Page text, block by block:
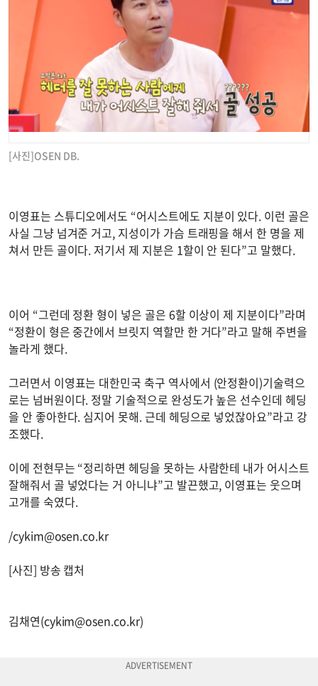
[사진]OSEN DB.
이영표는 스튜디오에서도 “어시스트에도 지분이 있다. 이런 골은
사실 그냥 넘겨준 거고, 지성이가 가슴 트래핑을 해서 한 명을 제
쳐서 만든 골이다. 저기서 제 지분은 1할이 안 된다”고 말했다.
이어 “그런데 정환 형이 넣은 골은 6할 이상이 제 지분이다”라며
“정환이 형은 중간에서 브릿지 역할만 한 거다”라고 말해 주변을
놀라게 했다.
그러면서 이영표는 대한민국 축구 역사에서 (안정환이)기술력으
로는 넘버원이다. 정말 기술적으로 완성도가 높은 선수인데 헤딩
을 안 좋아한다. 심지어 못해. 근데 헤딩으로 넣었잖아요”라고 강
조했다.
이에 전현무는 “정리하면 헤딩을 못하는 사람한테 내가 어시스트
잘해줘서 골 넣었다는 거 아니냐”고 발끈했고, 이영표는 웃으며
고개를 숙였다.
/cykim@osen.co.kr
[사진] 방송 캡처
김채연(cykim@osen.co.kr)